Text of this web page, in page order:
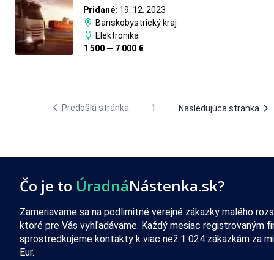
Pridané: 19. 12. 2023
Banskobystrický kraj
Elektronika
1 500 — 7 000 €
Predošlá stránka 1 Nasledujúca stránka
Čo je to ÚradnáNástenka.sk?
Zameriavame sa na podlimitné verejné zákazky malého
ktoré pre Vás vyhľadávame. Každý mesiac registrovaným
sprostredkujeme kontakty k viac než 1 024 zákazkám za
Eur.